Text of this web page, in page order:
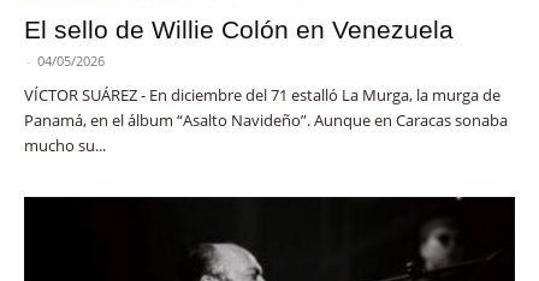
El sello de Willie Colón en Venezuela
- 04/05/2026
VÍCTOR SUÁREZ - En diciembre del 71 estalló La Murga, la murga de
Panamá, en el álbum “Asalto Navideño”. Aunque en Caracas sonaba
mucho su...